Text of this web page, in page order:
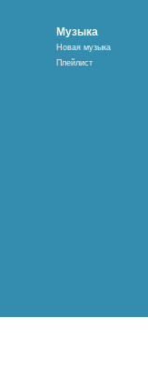
Музыка
Новая музыка
Плейлист